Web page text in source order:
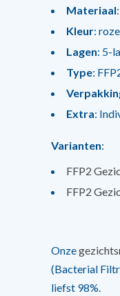
Materiaal
Kleur: roze
Lagen: 5-
Type:
Extra:
Varianten:
FFP2
FFP2
Onze
(Bacterial
liefst 98%.